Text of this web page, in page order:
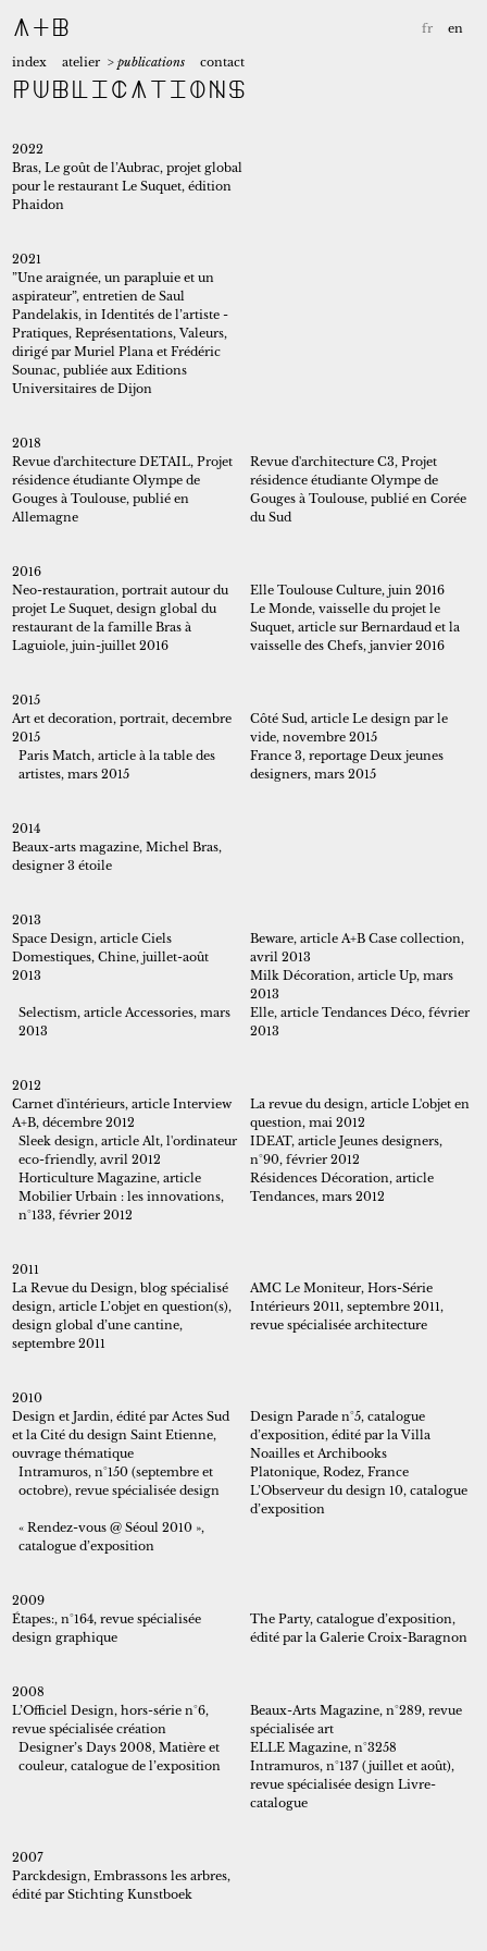
A+B fr en
index atelier > publications contact
index
2023
2018
2016
2011
2009
2007
Objet
Scénographie
Espace
Design global
Auto-édition
atelier
biographie
expériences et projets
aplusbeditions.com
Publications
2022
Bras, Le goût de l’Aubrac, projet global
pour le restaurant Le Suquet, édition
Phaidon
2021
”Une araignée, un parapluie et un
aspirateur”, entretien de Saul
Pandelakis, in Identités de l’artiste -
Pratiques, Représentations, Valeurs,
dirigé par Muriel Plana et Frédéric
Sounac, publiée aux Editions
Universitaires de Dijon
2018
Revue d'architecture DETAIL, Projet
résidence étudiante Olympe de
Gouges à Toulouse, publié en
Allemagne
Revue d'architecture C3, Projet
résidence étudiante Olympe de
Gouges à Toulouse, publié en Corée
du Sud
2016
Neo-restauration, portrait autour du
projet Le Suquet, design global du
restaurant de la famille Bras à
Laguiole, juin-juillet 2016
Elle Toulouse Culture, juin 2016
Le Monde, vaisselle du projet le
Suquet, article sur Bernardaud et la
vaisselle des Chefs, janvier 2016
2015
Art et decoration, portrait, decembre
2015
Côté Sud, article Le design par le
vide, novembre 2015
Paris Match, article à la table des
artistes, mars 2015
France 3, reportage Deux jeunes
designers, mars 2015
2014
Beaux-arts magazine, Michel Bras,
designer 3 étoile
2013
Space Design, article Ciels
Domestiques, Chine, juillet-août
2013
Beware, article A+B Case collection,
avril 2013
Milk Décoration, article Up, mars
2013
Selectism, article Accessories, mars
2013
Elle, article Tendances Déco, février
2013
2012
Carnet d'intérieurs, article Interview
A+B, décembre 2012
La revue du design, article L'objet en
question, mai 2012
Sleek design, article Alt, l'ordinateur
eco-friendly, avril 2012
IDEAT, article Jeunes designers,
n°90, février 2012
Horticulture Magazine, article
Mobilier Urbain : les innovations,
n°133, février 2012
Résidences Décoration, article
Tendances, mars 2012
2011
La Revue du Design, blog spécialisé
design, article L’objet en question(s),
design global d’une cantine,
septembre 2011
AMC Le Moniteur, Hors-Série
Intérieurs 2011, septembre 2011,
revue spécialisée architecture
2010
Design et Jardin, édité par Actes Sud
et la Cité du design Saint Etienne,
ouvrage thématique
Design Parade n°5, catalogue
d’exposition, édité par la Villa
Noailles et Archibooks
Intramuros, n°150 (septembre et
octobre), revue spécialisée design
Platonique, Rodez, France
L’Observeur du design 10, catalogue
d’exposition
« Rendez-vous @ Séoul 2010 »,
catalogue d’exposition
2009
Étapes:, n°164, revue spécialisée
design graphique
The Party, catalogue d’exposition,
édité par la Galerie Croix-Baragnon
2008
L’Officiel Design, hors-série n°6,
revue spécialisée création
Beaux-Arts Magazine, n°289, revue
spécialisée art
Designer’s Days 2008, Matière et
couleur, catalogue de l’exposition
ELLE Magazine, n°3258
Intramuros, n°137 (juillet et août),
revue spécialisée design Livre-
catalogue
2007
Parckdesign, Embrassons les arbres,
édité par Stichting Kunstboek